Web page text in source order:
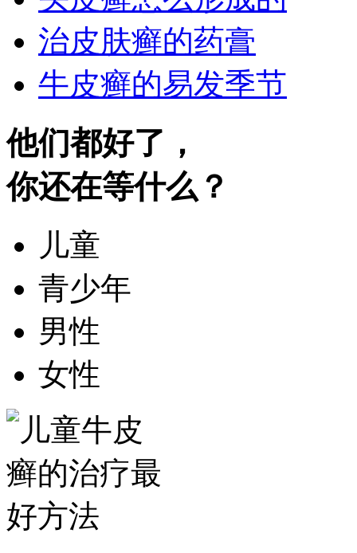
治皮肤癣的药膏
牛皮癣的易发季节
他们都好了，
你还在等什么？
儿童
青少年
男性
女性